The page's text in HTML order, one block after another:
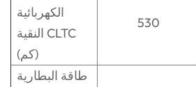
الكهربائية
النقية CLTC
(كم)
530
طاقة البطارية